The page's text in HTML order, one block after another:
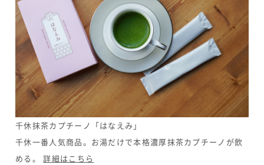
千休抹茶カプチーノ「はなえみ」
千休一番人気商品。お湯だけで本格濃厚抹茶カプチーノが飲
める。詳細はこちら